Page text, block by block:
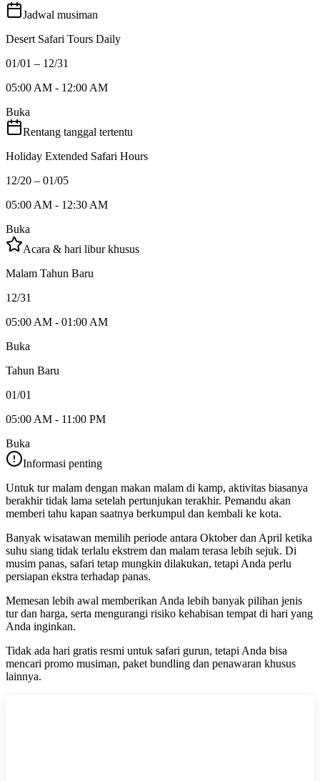
Jadwal musiman
Desert Safari Tours Daily
01/01 – 12/31
05:00 AM - 12:00 AM
Buka
Rentang tanggal tertentu
Holiday Extended Safari Hours
12/20 – 01/05
05:00 AM - 12:30 AM
Buka
Acara & hari libur khusus
Malam Tahun Baru
12/31
05:00 AM - 01:00 AM
Buka
Tahun Baru
01/01
05:00 AM - 11:00 PM
Buka
Informasi penting
Untuk tur malam dengan makan malam di kamp, aktivitas biasanya
berakhir tidak lama setelah pertunjukan terakhir. Pemandu akan
memberi tahu kapan saatnya berkumpul dan kembali ke kota.
Banyak wisatawan memilih periode antara Oktober dan April ketika
suhu siang tidak terlalu ekstrem dan malam terasa lebih sejuk. Di
musim panas, safari tetap mungkin dilakukan, tetapi Anda perlu
persiapan ekstra terhadap panas.
Memesan lebih awal memberikan Anda lebih banyak pilihan jenis
tur dan harga, serta mengurangi risiko kehabisan tempat di hari yang
Anda inginkan.
Tidak ada hari gratis resmi untuk safari gurun, tetapi Anda bisa
mencari promo musiman, paket bundling dan penawaran khusus
lainnya.